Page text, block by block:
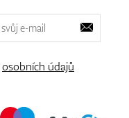
osobních údajů